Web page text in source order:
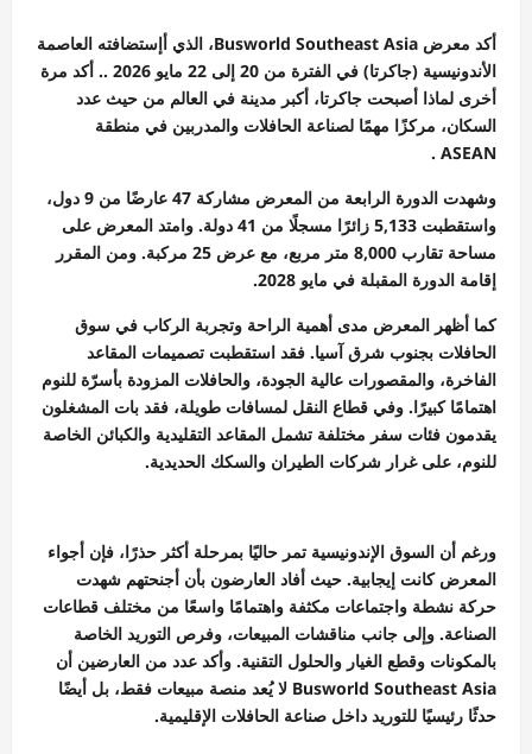
أكد معرض Busworld Southeast Asia، الذي أإستضافته العاصمة
الأندونيسية (جاكرتا) في الفترة من 20 إلى 22 مايو 2026 .. أكد مرة
أخرى لماذا أصبحت جاكرتا، أكبر مدينة في العالم من حيث عدد
السكان، مركزًا مهمًا لصناعة الحافلات والمدربين في منطقة
ASEAN .
وشهدت الدورة الرابعة من المعرض مشاركة 47 عارضًا من 9 دول،
واستقطبت 5,133 زائرًا مسجلًا من 41 دولة. وامتد المعرض على
مساحة تقارب 8,000 متر مربع، مع عرض 25 مركبة. ومن المقرر
إقامة الدورة المقبلة في مايو 2028.
كما أظهر المعرض مدى أهمية الراحة وتجربة الركاب في سوق
الحافلات بجنوب شرق آسيا. فقد استقطبت تصميمات المقاعد
الفاخرة، والمقصورات عالية الجودة، والحافلات المزودة بأسرّة للنوم
اهتمامًا كبيرًا. وفي قطاع النقل لمسافات طويلة، فقد بات المشغلون
يقدمون فئات سفر مختلفة تشمل المقاعد التقليدية والكبائن الخاصة
للنوم، على غرار شركات الطيران والسكك الحديدية.
ورغم أن السوق الإندونيسية تمر حاليًا بمرحلة أكثر حذرًا، فإن أجواء
المعرض كانت إيجابية. حيث أفاد العارضون بأن أجنحتهم شهدت
حركة نشطة واجتماعات مكثفة واهتمامًا واسعًا من مختلف قطاعات
الصناعة. وإلى جانب مناقشات المبيعات، وفرص التوريد الخاصة
بالمكونات وقطع الغيار والحلول التقنية. وأكد عدد من العارضين أن
Busworld Southeast Asia لا يُعد منصة مبيعات فقط، بل أيضًا
حدثًا رئيسيًا للتوريد داخل صناعة الحافلات الإقليمية.